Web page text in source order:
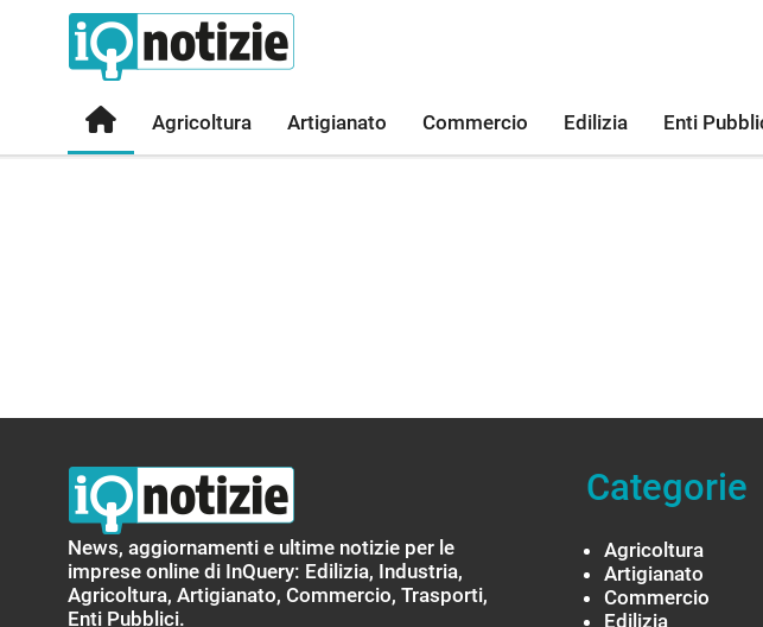
Agricoltura Artigianato Commercio Edilizia Enti
IQ Notizie
News, aggiornamenti e ultime notizie per le
imprese online di InQuery: Edilizia, Industria,
Agricoltura, Artigianato, Commercio, Trasporti,
Enti Pubblici.
Categorie
Agricoltura
Artigianato
Commercio
Edilizia